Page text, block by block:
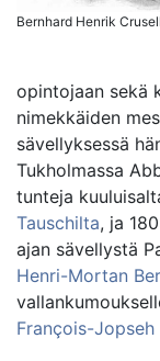
Bernhard Henrik Crusell
opintojaan sekä
nimekkäiden
sävellyksessä
Tukholmassa
tunteja
Tauschilta, ja
ajan sävellystä
Henri-Mortan
François-Jopseh